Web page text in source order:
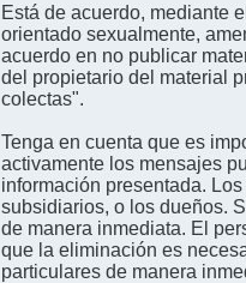
Está de acuerdo, mediante
orientado sexualmente,
acuerdo en no publicar
del propietario del material
colectas".
Tenga en cuenta que es
activamente los mensajes
información presentada.
subsidiarios, o los dueños.
de manera inmediata. El
que la eliminación es
particulares de manera